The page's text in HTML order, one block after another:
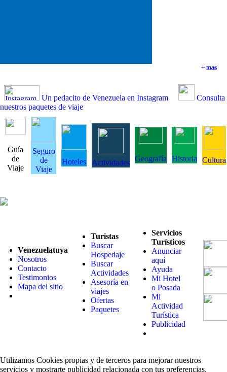
+ mas
+ mas
+ mas
+ mas
Un pedacito de Venezuela en Instagram
Consulta
nuestros paquetes de viaje
Guía
de
Viaje
Seguro
de
Viaje
Hoteles Actividades Geografía Historia Cultura
Venezuelatuya
Nosotros
Contacto
Testimonios
Mapa del sitio
Turistas
Buscar
Hospedaje
Buscar
Actividades
Asesoría en
viajes
Ofertas
Paquetes
Servicios
Turísticos
Anunciar
aquí
Ayuda
Mi Hotel
o Posada
Mi
Actividad
Turística
Publicidad
Utilizamos Cookies propias y de terceros para mejorar nuestros
servicios y mostrarte publicidad relacionada con tus preferencias.